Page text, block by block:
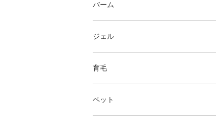
バーム
ジェル
育毛
ペット